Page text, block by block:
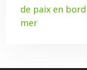
de paix en
mer